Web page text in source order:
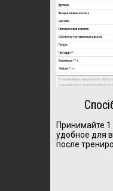
Принимайте
удобное для
после